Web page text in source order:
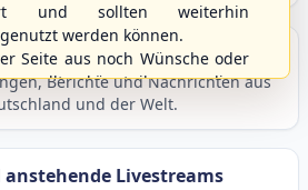
Neuigkeiten
Berichte und Nachrichten aus
und der Welt.
Livestreams
und sollten weiterhin
werden können.
Seite aus noch Wünsche oder
sollte, könnt ihr uns diese
info@shbvnet.de